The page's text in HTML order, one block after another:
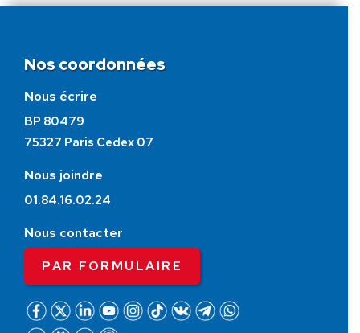
Nos coordonnées
Nous écrire
BP 80479
75327 Paris Cedex 07
Nous joindre
01.84.16.02.24
Nous contacter
PAR FORMULAIRE